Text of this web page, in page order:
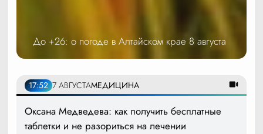
До +26: о погоде в Алтайском крае 8 августа
17:52 7 АВГУСТАМЕДИЦИНА
Оксана Медведева: как получить бесплатные
таблетки и не разориться на лечении